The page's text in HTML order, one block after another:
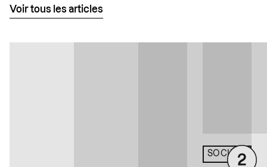
Voir tous les articles
SOCIÉTÉ